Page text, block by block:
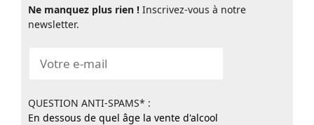
Ne manquez plus rien ! Inscrivez-vous à notre
newsletter.
QUESTION ANTI-SPAMS* :
En dessous de quel âge la vente d'alcool